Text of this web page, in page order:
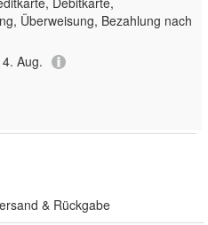
Überweisung, Bezahlung nach
Aug.
& Rückgabe